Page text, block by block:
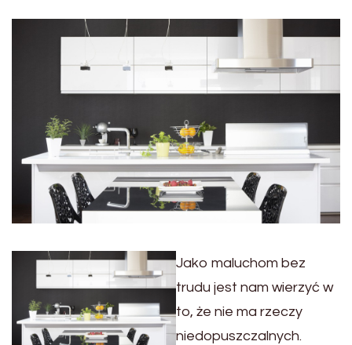
Jako maluchom bez
trudu jest nam wierzyć w
to, że nie ma rzeczy
niedopuszczalnych.